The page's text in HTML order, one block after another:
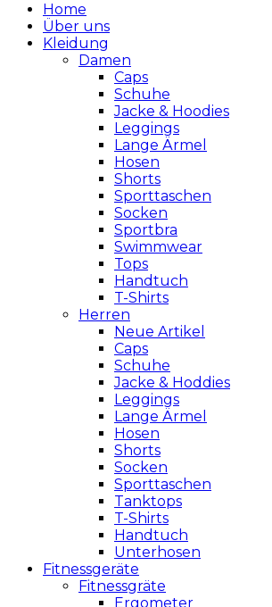
Home
Über uns
Kleidung
Damen
Caps
Schuhe
Jacke & Hoodies
Leggings
Lange Ärmel
Hosen
Shorts
Sporttaschen
Socken
Sportbra
Swimmwear
Tops
Handtuch
T-Shirts
Herren
Neue Artikel
Caps
Schuhe
Jacke & Hoddies
Leggings
Lange Ärmel
Hosen
Shorts
Socken
Sporttaschen
Tanktops
T-Shirts
Handtuch
Unterhosen
Fitnessgeräte
Fitnessgräte
Ergometer